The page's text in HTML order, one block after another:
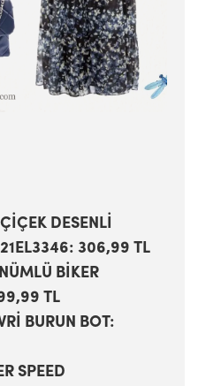
DESENLİ
306,99 TL
BİKER
TL
BURUN BOT:
SPEED